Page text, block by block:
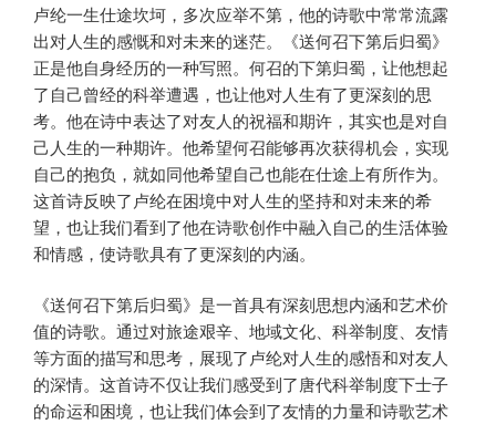
卢纶一生仕途坎坷，多次应举不第，他的诗歌中常常流露
出对人生的感慨和对未来的迷茫。《送何召下第后归蜀》
正是他自身经历的一种写照。何召的下第归蜀，让他想起
了自己曾经的科举遭遇，也让他对人生有了更深刻的思
考。他在诗中表达了对友人的祝福和期许，其实也是对自
己人生的一种期许。他希望何召能够再次获得机会，实现
自己的抱负，就如同他希望自己也能在仕途上有所作为。
这首诗反映了卢纶在困境中对人生的坚持和对未来的希
望，也让我们看到了他在诗歌创作中融入自己的生活体验
和情感，使诗歌具有了更深刻的内涵。
《送何召下第后归蜀》是一首具有深刻思想内涵和艺术价
值的诗歌。通过对旅途艰辛、地域文化、科举制度、友情
等方面的描写和思考，展现了卢纶对人生的感悟和对友人
的深情。这首诗不仅让我们感受到了唐代科举制度下士子
的命运和困境，也让我们体会到了友情的力量和诗歌艺术